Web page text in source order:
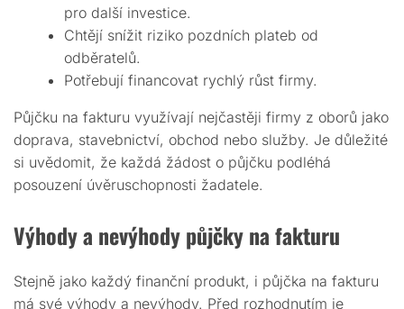
pro další investice.
Chtějí snížit riziko pozdních plateb od
odběratelů.
Potřebují financovat rychlý růst firmy.
Půjčku na fakturu využívají nejčastěji firmy z oborů jako
doprava, stavebnictví, obchod nebo služby. Je důležité
si uvědomit, že každá žádost o půjčku podléhá
posouzení úvěruschopnosti žadatele.
Výhody a nevýhody půjčky na fakturu
Stejně jako každý finanční produkt, i půjčka na fakturu
má své výhody a nevýhody. Před rozhodnutím je